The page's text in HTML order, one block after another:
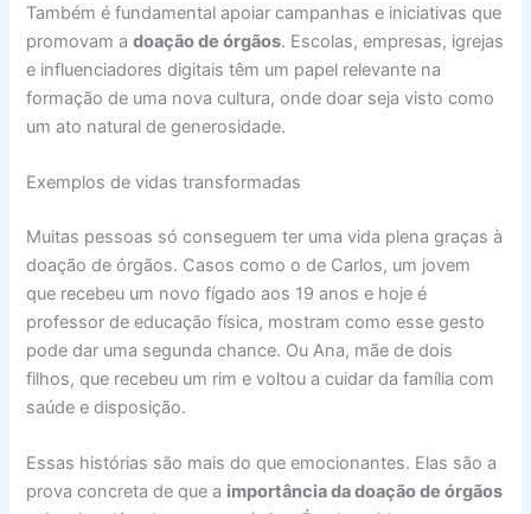
Também é fundamental apoiar campanhas e iniciativas que
promovam adoação de órgãos. Escolas, empresas, igrejas
e influenciadores digitais têm um papel relevante na
formação de uma nova cultura, onde doar seja visto como
um ato natural de generosidade.
Exemplos de vidas transformadas
Muitas pessoas só conseguem ter uma vida plena graças à
doação de órgãos. Casos como o de Carlos, um jovem
que recebeu um novo fígado aos 19 anos e hoje é
professor de educação física, mostram como esse gesto
pode dar uma segunda chance. Ou Ana, mãe de dois
filhos, que recebeu um rim e voltou a cuidar da família com
saúde e disposição.
Essas histórias são mais do que emocionantes. Elas são a
prova concreta de que a importância da doação de órgãos